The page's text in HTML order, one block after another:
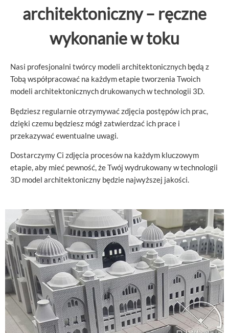
architektoniczny – ręczne
wykonanie w toku
Nasi profesjonalni twórcy modeli architektonicznych będą z
Tobą współpracować na każdym etapie tworzenia Twoich
modeli architektonicznych drukowanych w technologii 3D.
Będziesz regularnie otrzymywać zdjęcia postępów ich prac,
dzięki czemu będziesz mógł zatwierdzać ich prace i
przekazywać ewentualne uwagi.
Dostarczymy Ci zdjęcia procesów na każdym kluczowym
etapie, aby mieć pewność, że Twój wydrukowany w technologii
3D model architektoniczny będzie najwyższej jakości.